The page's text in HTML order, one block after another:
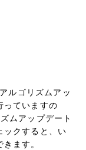
ルゴリズムアッ
っていますの
ムアップデート
ックすると、い
ます。